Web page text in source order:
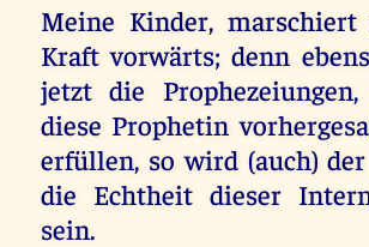
Meine Kinder,
Kraft vorwärts; denn
jetzt die
diese Prophetin
erfüllen, so wird (auch)
die Echtheit dieser
sein.